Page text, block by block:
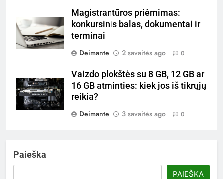
Magistrantūros priėmimas:
konkursinis balas, dokumentai ir
terminai
Deimante
2 savaitės ago 0
Vaizdo plokštės su 8 GB, 12 GB ar
16 GB atminties: kiek jos iš tikrųjų
reikia?
Deimante
3 savaitės ago 0
Paieška
PAIEŠKA